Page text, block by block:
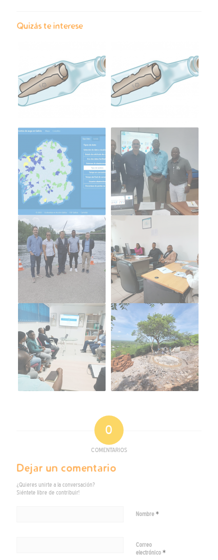
Quizás te interese
0
COMENTARIOS
Dejar un comentario
¿Quieres unirte a la conversación?
Siéntete libre de contribuir!
Nombre *
Correo
electrónico *